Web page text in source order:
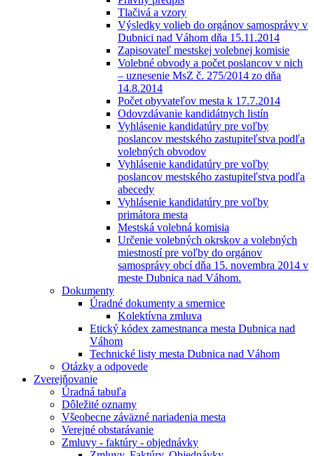
Tlačivá a vzory
Výsledky volieb do orgánov samosprávy v
Dubnici nad Váhom dňa 15.11.2014
Zapisovateľ mestskej volebnej komisie
Volebné obvody a počet poslancov v nich
– uznesenie MsZ č. 275/2014 zo dňa
14.8.2014
Počet obyvateľov mesta k 17.7.2014
Odovzdávanie kandidátnych listín
Vyhlásenie kandidatúry pre voľby
poslancov mestského zastupiteľstva podľa
volebných obvodov
Vyhlásenie kandidatúry pre voľby
poslancov mestského zastupiteľstva podľa
abecedy
Vyhlásenie kandidatúry pre voľby
primátora mesta
Mestská volebná komisia
Určenie volebných okrskov a volebných
miestností pre voľby do orgánov
samosprávy obcí dňa 15. novembra 2014 v
meste Dubnica nad Váhom.
Dokumenty
Úradné dokumenty a smernice
Kolektívna zmluva
Etický kódex zamestnanca mesta Dubnica nad
Váhom
Technické listy mesta Dubnica nad Váhom
Otázky a odpovede
Zverejňovanie
Úradná tabuľa
Dôležité oznamy
Všeobecne záväzné nariadenia mesta
Verejné obstarávanie
Zmluvy - faktúry - objednávky